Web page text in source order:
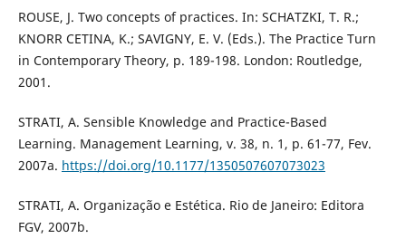
ROUSE, J. Two concepts of practices. In: SCHATZKI, T. R.;
KNORR CETINA, K.; SAVIGNY, E. V. (Eds.). The Practice Turn
in Contemporary Theory, p. 189-198. London: Routledge,
2001.
STRATI, A. Sensible Knowledge and Practice-Based
Learning. Management Learning, v. 38, n. 1, p. 61-77, Fev.
2007a. https://doi.org/10.1177/1350507607073023
STRATI, A. Organização e Estética. Rio de Janeiro: Editora
FGV, 2007b.